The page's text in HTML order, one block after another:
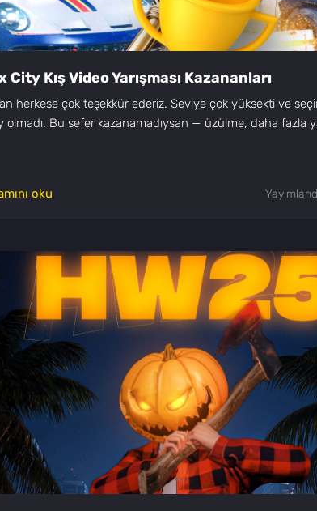
City Kış Video Yarışması Kazananları
herkese çok teşekkür ederiz. Seviye çok yüksekti ve
olmadı. Bu sefer kazanamadıysan — üzülme, daha fazla
oku